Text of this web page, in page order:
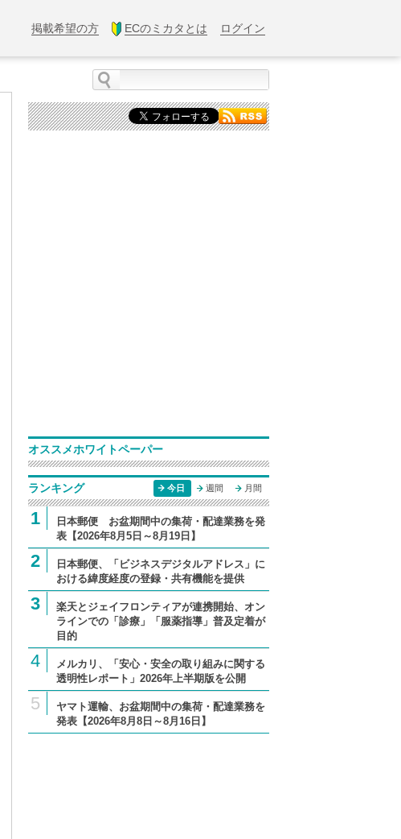
掲載希望の方 ECのミカタとは ログイン
オススメホワイトペーパー
ランキング 今日 週間 月間
1
日本郵便 お盆期間中の集荷・配達業務を発
表【2026年8月5日～8月19日】
2
日本郵便、「ビジネスデジタルアドレス」に
おける緯度経度の登録・共有機能を提供
3
楽天とジェイフロンティアが連携開始、オン
ラインでの「診療」「服薬指導」普及定着が
目的
4
メルカリ、「安心・安全の取り組みに関する
透明性レポート」2026年上半期版を公開
5
ヤマト運輸、お盆期間中の集荷・配達業務を
発表【2026年8月8日～8月16日】